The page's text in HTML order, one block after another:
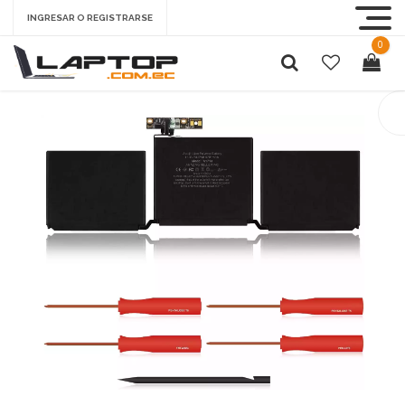
INGRESAR O REGISTRARSE
0